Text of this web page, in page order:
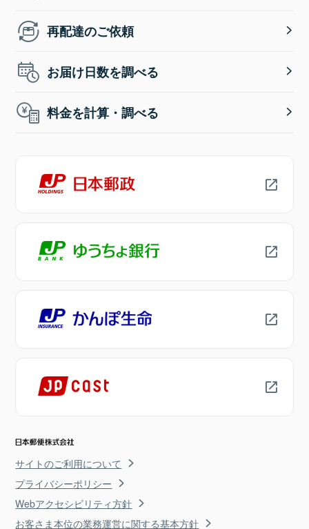
再配達のご依頼
お届け日数を調べる
料金を計算・調べる
サイトのご利用について
プライバシーポリシー
Webアクセシビリティ方針
お客さま本位の業務運営に関する基本方針